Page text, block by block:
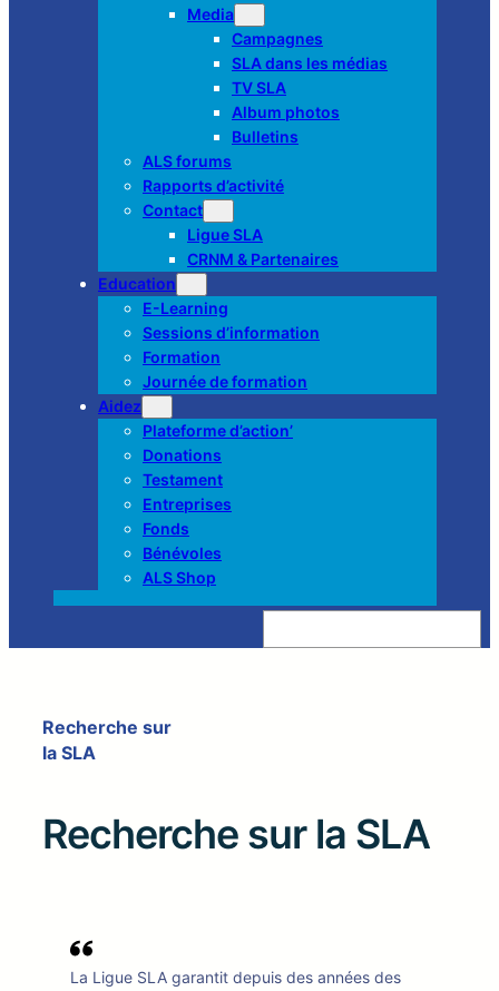
Media
Campagnes
SLA dans les médias
TV SLA
Album photos
Bulletins
ALS forums
Rapports d’activité
Contact
Ligue SLA
CRNM & Partenaires
Education
E-Learning
Sessions d’information
Formation
Journée de formation
Aidez
Plateforme d’action’
Donations
Testament
Entreprises
Fonds
Bénévoles
ALS Shop
Z
e
Recherche sur
la SLA
Recherche sur la SLA
La Ligue SLA garantit depuis des années des